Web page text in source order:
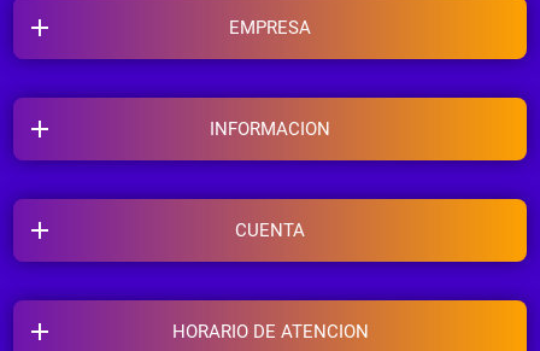
EMPRESA
INFORMACION
HORARIO DE ATENCION
CUENTA